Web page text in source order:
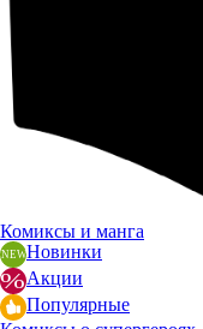
Комиксы и манга
Новинки
Акции
Популярные